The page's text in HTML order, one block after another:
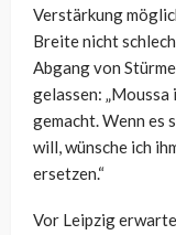
Verstärkung
Breite nicht
Abgang von
gelassen:
gemacht. Wenn es
will, wünsche ich
ersetzen.“
Vor Leipzig